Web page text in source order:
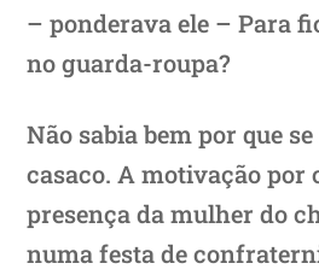
– ponderava ele – Para
no guarda-roupa?
Não sabia bem por que
casaco. A motivação por
presença da mulher do
numa festa de